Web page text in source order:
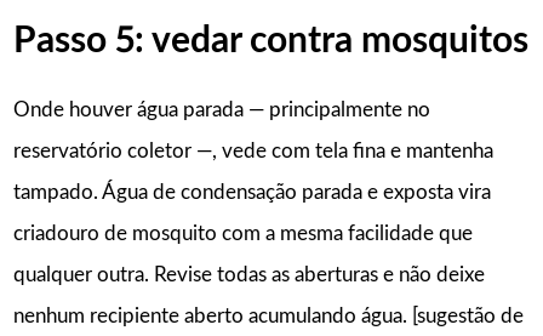
Passo 5: vedar contra mosquitos
Onde houver água parada — principalmente no
reservatório coletor —, vede com tela fina e mantenha
tampado. Água de condensação parada e exposta vira
criadouro de mosquito com a mesma facilidade que
qualquer outra. Revise todas as aberturas e não deixe
nenhum recipiente aberto acumulando água. [sugestão de